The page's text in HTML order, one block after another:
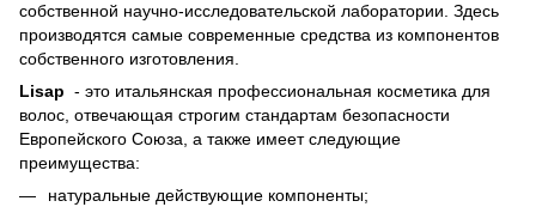
собственной научно-исследовательской лаборатории. Здесь
производятся самые современные средства из компонентов
собственного изготовления.
Lisap - это итальянская профессиональная косметика для
волос, отвечающая строгим стандартам безопасности
Европейского Союза, а также имеет следующие
преимущества:
натуральные действующие компоненты;